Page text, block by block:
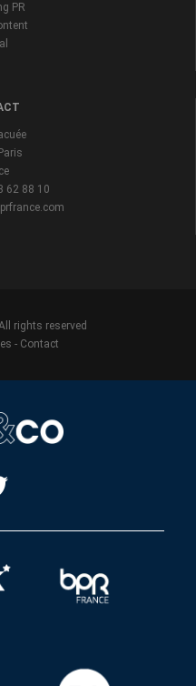
PR
62 88 10
rights reserved
- Contact